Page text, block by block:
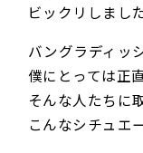
ビックリしまし
バングラディッ
僕にとっては正
そんな人たちに
こんなシチュエ